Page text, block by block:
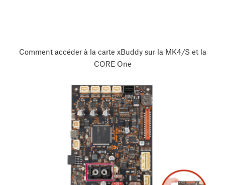
Comment accéder à la carte xBuddy sur la MK4/S et la
CORE One